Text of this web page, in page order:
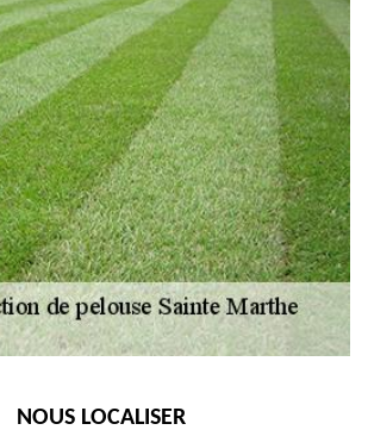
NOUS LOCALISER